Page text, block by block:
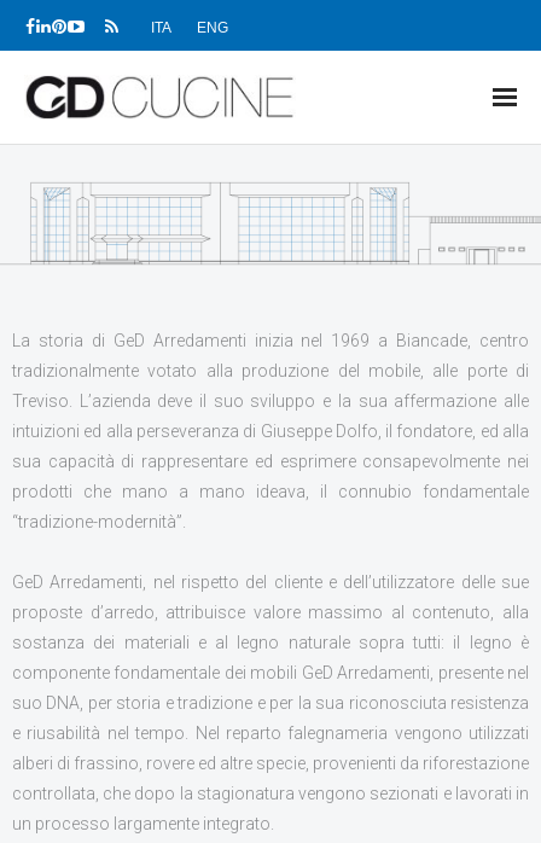
ITA ENG
SHOWROOM
AZIENDA
DOWNLOAD
La storia di GeD Arredamenti inizia nel 1969 a Biancade, centro
tradizionalmente votato alla produzione del mobile, alle porte di
Treviso. L’azienda deve il suo sviluppo e la sua affermazione alle
intuizioni ed alla perseveranza di Giuseppe Dolfo, il fondatore, ed alla
sua capacità di rappresentare ed esprimere consapevolmente nei
prodotti che mano a mano ideava, il connubio fondamentale
“tradizione-modernità”.
GeD Arredamenti, nel rispetto del cliente e dell’utilizzatore delle sue
proposte d’arredo, attribuisce valore massimo al contenuto, alla
sostanza dei materiali e al legno naturale sopra tutti: il legno è
componente fondamentale dei mobili GeD Arredamenti, presente nel
suo DNA, per storia e tradizione e per la sua riconosciuta resistenza
e riusabilità nel tempo. Nel reparto falegnameria vengono utilizzati
alberi di frassino, rovere ed altre specie, provenienti da riforestazione
controllata, che dopo la stagionatura vengono sezionati e lavorati in
un processo largamente integrato.